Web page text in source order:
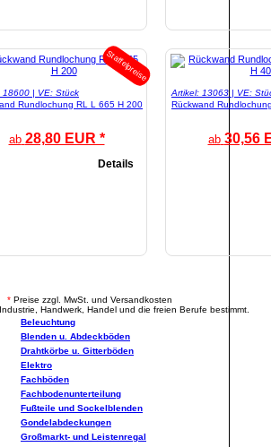
Staffelpreise
18600 | VE: Stück
Rundlochung RL L 665 H 200
ab 28,80 EUR *
Details
Artikel: 13063 | VE:
Rückwand
ab 30,56
* Preise zzgl. MwSt. und Versandkosten
Handwerk, Handel und die freien Berufe bestimmt.
Beleuchtung
Blenden u. Abdeckböden
Drahtkörbe u. Gitterböden
Elektro
Fachböden
Fachbodenunterteilung
Fußteile und Sockelblenden
Gondelabdeckungen
Großmarkt- und Leistenregal